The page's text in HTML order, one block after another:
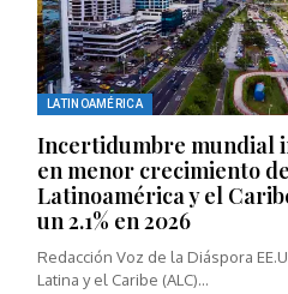
LATINOAMÉRICA
Incertidumbre mundial
en menor crecimiento de
Latinoamérica y el
un 2.1% en 2026
Redacción Voz de la Diáspora
Latina y el Caribe (ALC)...